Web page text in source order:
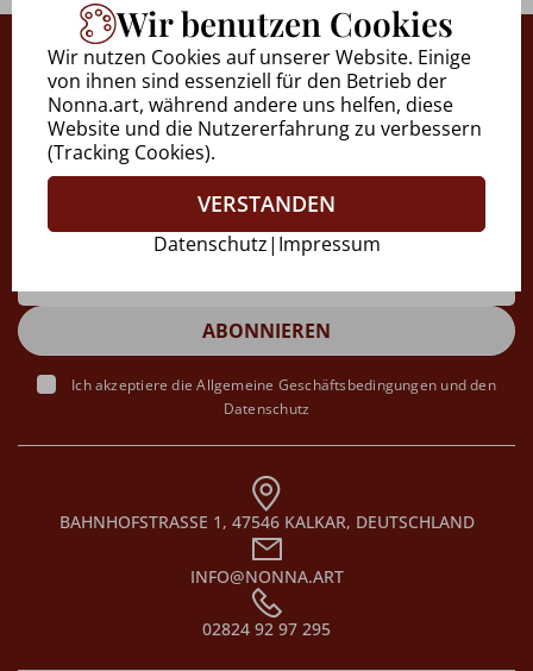
Wir benutzen Cookies
Wir nutzen Cookies auf unserer Website. Einige
von ihnen sind essenziell für den Betrieb der
Nonna.art, während andere uns helfen, diese
Website und die Nutzererfahrung zu verbessern
(Tracking Cookies).
VERSTANDEN
Datenschutz| Impressum
Möchten Sie über alle
Neuigkeiten auf dem
Laufenden bleiben?
Ich akzeptiere dieAllgemeine Geschäftsbedingungen und den
Datenschutz
BAHNHOFSTRASSE 1, 47546 KALKAR, DEUTSCHLAND
INFO@NONNA.ART
02824 92 97 295